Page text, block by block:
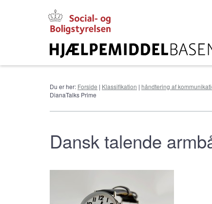
Du er her: Forside | Klassifikation | håndtering af
DianaTalks Prime
Dansk talende